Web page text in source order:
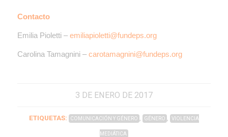
Contacto
Emilia Pioletti –emiliapioletti@fundeps.org
Carolina Tamagnini –carotamagnini@fundeps.org
3 DE ENERO DE 2017
ETIQUETAS: COMUNICACIÓN Y GÉNERO , GÉNERO , VIOLENCIA
MEDIÁTICA